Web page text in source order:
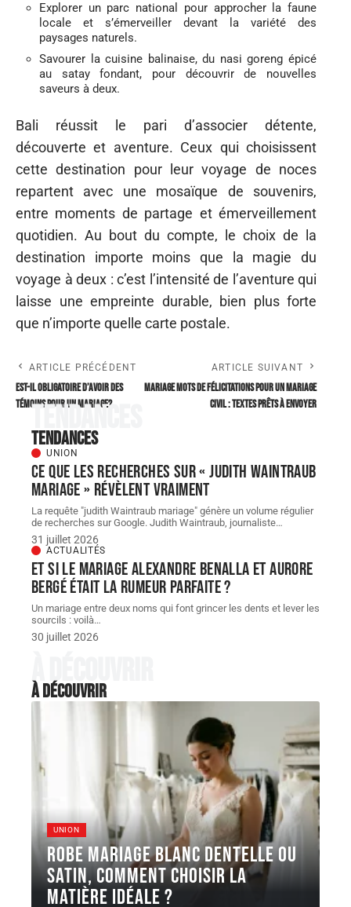
Explorer un parc national pour approcher la faune
locale et s’émerveiller devant la variété des
paysages naturels.
Savourer la cuisine balinaise, du nasi goreng épicé
au satay fondant, pour découvrir de nouvelles
saveurs à deux.
Bali réussit le pari d’associer détente,
découverte et aventure. Ceux qui choisissent
cette destination pour leur voyage de noces
repartent avec une mosaïque de souvenirs,
entre moments de partage et émerveillement
quotidien. Au bout du compte, le choix de la
destination importe moins que la magie du
voyage à deux : c’est l’intensité de l’aventure qui
laisse une empreinte durable, bien plus forte
que n’importe quelle carte postale.
ARTICLE PRÉCÉDENT
Est-il obligatoire d’avoir des
témoins pour un mariage?
ARTICLE SUIVANT
Mariage mots de félicitations pour un mariage
civil : textes prêts à envoyer
Tendances
Tendances
UNION
Ce que les recherches sur « judith Waintraub
mariage » révèlent vraiment
La requête "judith Waintraub mariage" génère un volume régulier
de recherches sur Google. Judith Waintraub, journaliste…
31 juillet 2026
ACTUALITÉS
Et si le Mariage Alexandre Benalla et Aurore
Bergé était la rumeur parfaite ?
Un mariage entre deux noms qui font grincer les dents et lever les
sourcils : voilà…
30 juillet 2026
À découvrir
À découvrir
UNION
Robe Mariage blanc dentelle ou
satin, comment choisir la
matière idéale ?